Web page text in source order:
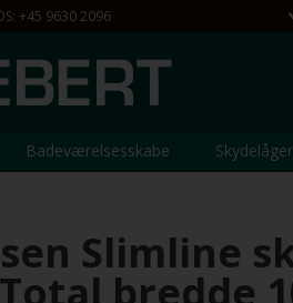
+45 9630 2096
Badeværelsesskabe
Slimline